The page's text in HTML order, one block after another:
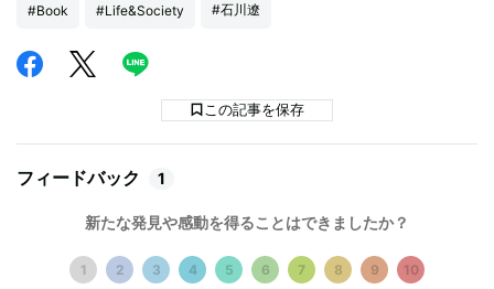
#Book #Life&Society #石川遼
この記事を保存
フィードバック 1
新たな発見や感動を得ることはできましたか？
1 2 3 4 5 6 7 8 9 10